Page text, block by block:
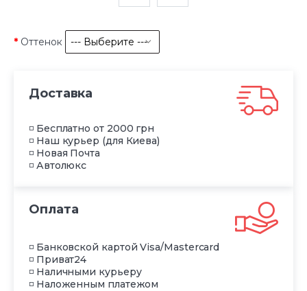
Оттенок
Доставка
◽ Бесплатно от 2000 грн
◽ Наш курьер (для Киева)
◽ Новая Почта
◽ Автолюкс
Оплата
◽ Банковской картой Visa/Mastercard
◽ Приват24
◽ Наличными курьеру
◽ Наложенным платежом